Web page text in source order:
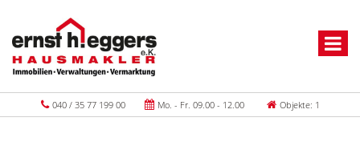
040 / 35 77 199 00 Mo. - Fr. 09.00 - 12.00 Objekte: 1